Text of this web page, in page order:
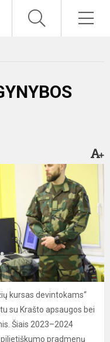
kursas devintokams“
su Krašto apsaugos bei
Šiais 2023–2024
pradmenų